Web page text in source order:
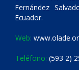
Fernández
Ecuador.
Web:
Teléfono: (593 2)